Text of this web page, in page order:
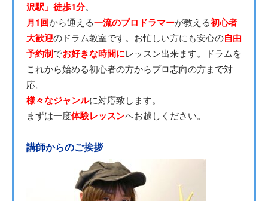
沢駅」徒歩1分。
月1回から通える一流のプロドラマーが教える初心者
大歓迎のドラム教室です。お忙しい方にも安心の自由
予約制でお好きな時間にレッスン出来ます。ドラムを
これから始める初心者の方からプロ志向の方まで対
応。
様々なジャンルに対応致します。
まずは一度体験レッスンへお越しください。
講師からのご挨拶